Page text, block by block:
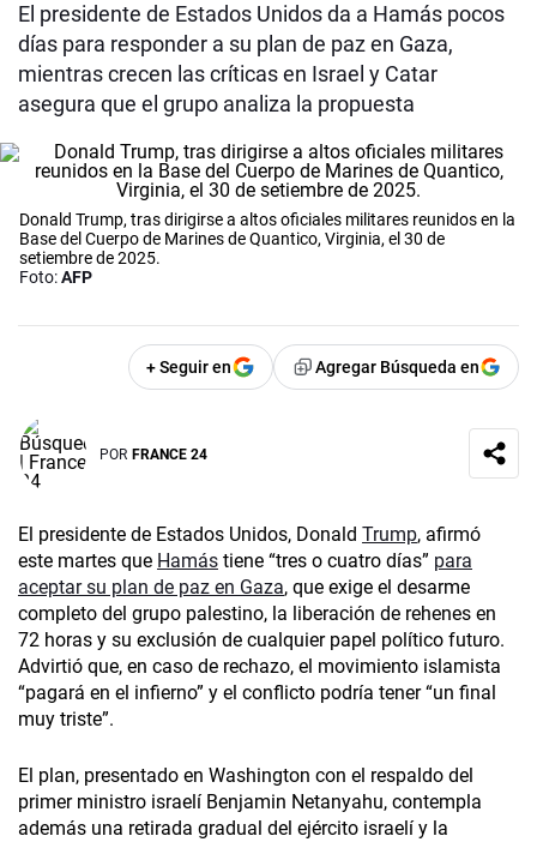
El presidente de Estados Unidos da a Hamás pocos
días para responder a su plan de paz en Gaza,
mientras crecen las críticas en Israel y Catar
asegura que el grupo analiza la propuesta
Donald Trump, tras dirigirse a altos oficiales militares reunidos en la
Base del Cuerpo de Marines de Quantico, Virginia, el 30 de
setiembre de 2025.
Foto:AFP
+ Seguir en Agregar Búsqueda en
POR FRANCE 24
El presidente de Estados Unidos, Donald Trump, afirmó
este martes que Hamás tiene “tres o cuatro días” para
aceptar su plan de paz en Gaza, que exige el desarme
completo del grupo palestino, la liberación de rehenes en
72 horas y su exclusión de cualquier papel político futuro.
Advirtió que, en caso de rechazo, el movimiento islamista
“pagará en el infierno” y el conflicto podría tener “un final
muy triste”.
El plan, presentado en Washington con el respaldo del
primer ministro israelí Benjamin Netanyahu, contempla
además una retirada gradual del ejército israelí y la